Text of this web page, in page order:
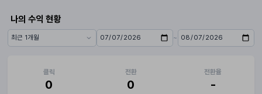
나의 수익 현황
기간 프리셋 시작일 ~
종료일
클릭
0
전환
0
전환율
-